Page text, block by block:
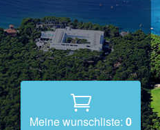
Meine wunschliste: 0